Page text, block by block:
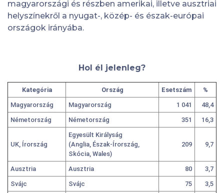
magyarországi és részben amerikai, illetve ausztriai
helyszínekről a nyugat-, közép- és észak-európai
országok irányába.
Hol él jelenleg?
Kategória Ország Esetszám
%
Magyarország
Magyarország 1 041
48,4
Németország
Németország 351 16,3
UK, Írország
Egyesült Királyság
(Anglia, Észak-Írország,
Skócia, Wales)
209 9,7
Ausztria Ausztria 80
3,7
Svájc
Svájc 75 3,5